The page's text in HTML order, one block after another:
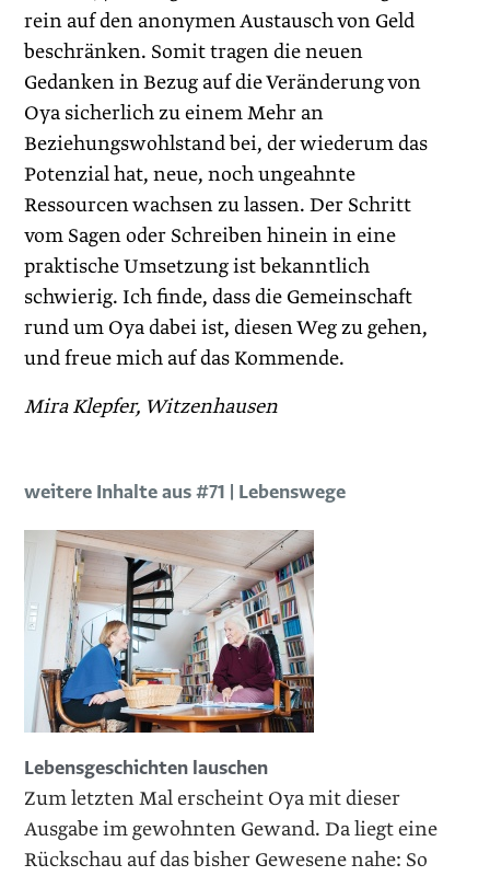
rein auf den anonymen Austausch von Geld
beschränken. Somit tragen die neuen
Gedanken in Bezug auf die Veränderung von
Oya sicherlich zu einem Mehr an
Beziehungswohlstand bei, der wiederum das
Potenzial hat, neue, noch ungeahnte
Ressourcen wachsen zu lassen. Der Schritt
vom Sagen oder Schreiben hinein in eine
praktische Umsetzung ist bekanntlich
schwierig. Ich finde, dass die Gemeinschaft
rund um Oya dabei ist, diesen Weg zu gehen,
und freue mich auf das Kommende.
Mira Klepfer, Witzenhausen
weitere Inhalte aus #71 | Lebenswege
Lebensgeschichten lauschen
Zum letzten Mal erscheint Oya mit dieser
Ausgabe im gewohnten Gewand. Da liegt eine
Rückschau auf das bisher Gewesene nahe: So